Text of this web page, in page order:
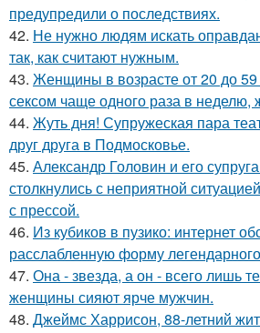
предупредили о последствиях.
42. Не нужно людям искать
так, как считают нужным.
43. Женщины в возрасте от 20 до
сексом чаще одного раза в неделю,
44. Жуть дня! Супружеская пара
друг друга в Подмосковье.
45. Александр Головин и его
столкнулись с неприятной
с прессой.
46. Из кубиков в пузико: интернет
расслабленную форму
47. Она - звезда, а он - всего лишь
женщины сияют ярче мужчин.
48. Джеймс Харрисон, 88-летний